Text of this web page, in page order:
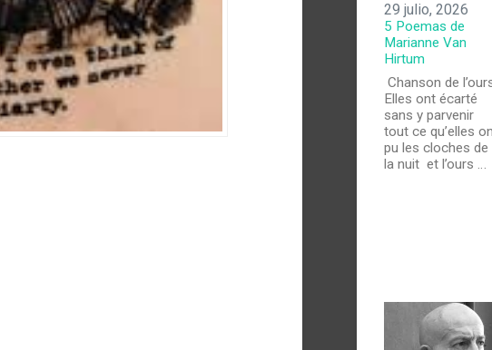
29 julio, 2026
5 Poemas de
Marianne Van
Hirtum
Chanson de
Elles ont écarté
sans y parvenir
tout ce qu’elles
pu les cloches de
la nuit et l’ours …